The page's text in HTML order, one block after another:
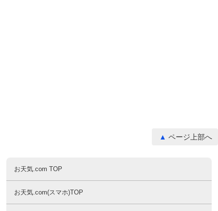
ページ上部へ
お天気.com TOP
お天気.com(スマホ)TOP